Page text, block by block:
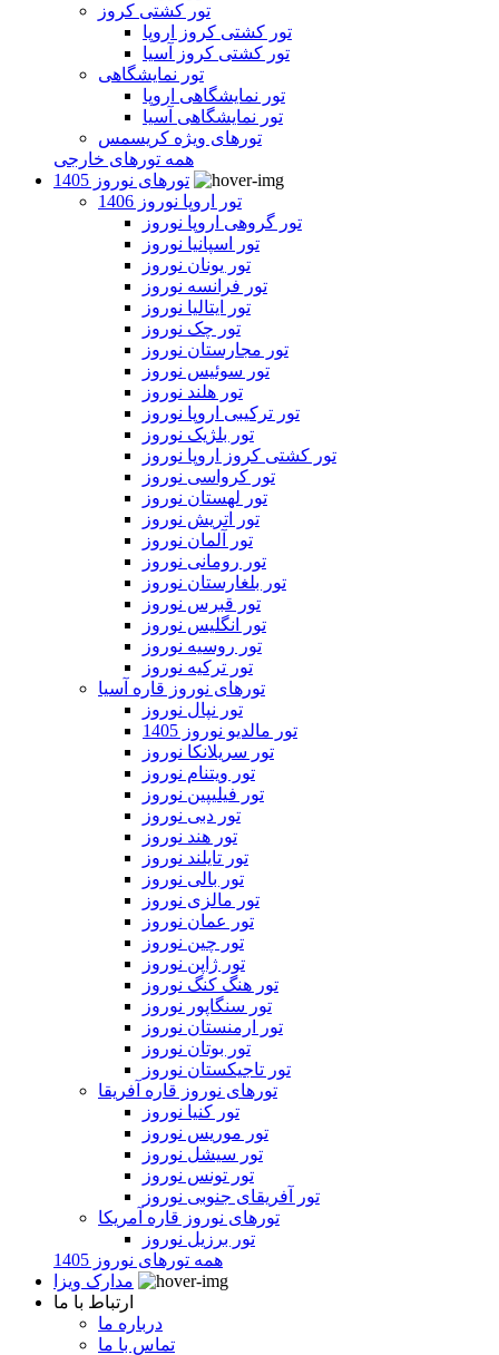
تور کشتی کروز
تور کشتی کروز اروپا
تور کشتی کروز آسیا
تور نمایشگاهی
تور نمایشگاهی اروپا
تور نمایشگاهی آسیا
تورهای ویژه کریسمس
همه تورهای خارجی
تورهای نوروز 1405
تور اروپا نوروز 1406
تور گروهی اروپا نوروز
تور اسپانیا نوروز
تور یونان نوروز
تور فرانسه نوروز
تور ایتالیا نوروز
تور چک نوروز
تور مجارستان نوروز
تور سوئیس نوروز
تور هلند نوروز
تور ترکیبی اروپا نوروز
تور بلژیک نوروز
تور کشتی کروز اروپا نوروز
تور کرواسی نوروز
تور لهستان نوروز
تور اتریش نوروز
تور آلمان نوروز
تور رومانی نوروز
تور بلغارستان نوروز
تور قبرس نوروز
تور انگلیس نوروز
تور روسیه نوروز
تور ترکیه نوروز
تورهای نوروز قاره آسیا
تور نپال نوروز
تور مالدیو نوروز 1405
تور سریلانکا نوروز
تور ویتنام نوروز
تور فیلیپین نوروز
تور دبی نوروز
تور هند نوروز
تور تایلند نوروز
تور بالی نوروز
تور مالزی نوروز
تور عمان نوروز
تور چین نوروز
تور ژاپن نوروز
تور هنگ کنگ نوروز
تور سنگاپور نوروز
تور ارمنستان نوروز
تور بوتان نوروز
تور تاجیکستان نوروز
تورهای نوروز قاره آفریقا
تور کنیا نوروز
تور موریس نوروز
تور سیشل نوروز
تور تونس نوروز
تور آفریقای جنوبی نوروز
تورهای نوروز قاره آمریکا
تور برزیل نوروز
همه تورهای نوروز 1405
مدارک ویزا
ارتباط با ما
درباره ما
تماس با ما